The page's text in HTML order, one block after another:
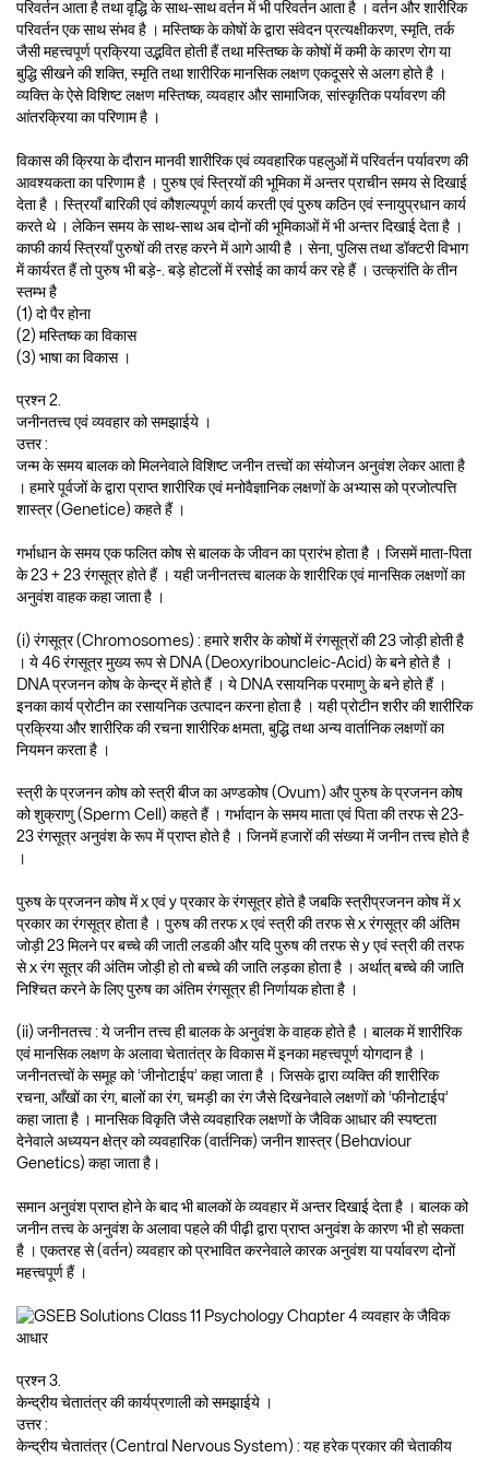
परिवर्तन आता है तथा वृद्धि के साथ-साथ वर्तन में भी परिवर्तन आता है । वर्तन और शारीरिक
परिवर्तन एक साथ संभव है । मस्तिष्क के कोषों के द्वारा संवेदन प्रत्यक्षीकरण, स्मृति, तर्क
जैसी महत्त्वपूर्ण प्रक्रिया उद्भवित होती हैं तथा मस्तिष्क के कोषों में कमी के कारण रोग या
बुद्धि सीखने की शक्ति, स्मृति तथा शारीरिक मानसिक लक्षण एकदूसरे से अलग होते है ।
व्यक्ति के ऐसे विशिष्ट लक्षण मस्तिष्क, व्यवहार और सामाजिक, सांस्कृतिक पर्यावरण की
आंतरक्रिया का परिणाम है ।
विकास की क्रिया के दौरान मानवी शारीरिक एवं व्यवहारिक पहलुओं में परिवर्तन पर्यावरण की
आवश्यकता का परिणाम है । पुरुष एवं स्त्रियों की भूमिका में अन्तर प्राचीन समय से दिखाई
देता है । स्त्रियाँ बारिकी एवं कौशल्यपूर्ण कार्य करती एवं पुरुष कठिन एवं स्नायुप्रधान कार्य
करते थे । लेकिन समय के साथ-साथ अब दोनों की भूमिकाओं में भी अन्तर दिखाई देता है ।
काफी कार्य स्त्रियाँ पुरुषों की तरह करने में आगे आयी है । सेना, पुलिस तथा डॉक्टरी विभाग
में कार्यरत हैं तो पुरुष भी बड़े-. बड़े होटलों में रसोई का कार्य कर रहे हैं । उत्क्रांति के तीन
स्तम्भ है
(1) दो पैर होना
(2) मस्तिष्क का विकास
(3) भाषा का विकास ।
प्रश्न 2.
जनीनतत्त्व एवं व्यवहार को समझाईये ।
उत्तर :
जन्म के समय बालक को मिलनेवाले विशिष्ट जनीन तत्त्वों का संयोजन अनुवंश लेकर आता है
। हमारे पूर्वजों के द्वारा प्राप्त शारीरिक एवं मनोवैज्ञानिक लक्षणों के अभ्यास को प्रजोत्पत्ति
शास्त्र (Genetice) कहते हैं ।
गर्भाधान के समय एक फलित कोष से बालक के जीवन का प्रारंभ होता है । जिसमें माता-पिता
के 23 + 23 रंगसूत्र होते हैं । यही जनीनतत्त्व बालक के शारीरिक एवं मानसिक लक्षणों का
अनुवंश वाहक कहा जाता है ।
(i) रंगसूत्र (Chromosomes) : हमारे शरीर के कोषों में रंगसूत्रों की 23 जोड़ी होती है
। ये 46 रंगसूत्र मुख्य रूप से DNA (Deoxyribouncleic-Acid) के बने होते है ।
DNA प्रजनन कोष के केन्द्र में होते हैं । ये DNA रसायनिक परमाणु के बने होते हैं ।
इनका कार्य प्रोटीन का रसायनिक उत्पादन करना होता है । यही प्रोटीन शरीर की शारीरिक
प्रक्रिया और शारीरिक की रचना शारीरिक क्षमता, बुद्धि तथा अन्य वार्तानिक लक्षणों का
नियमन करता है ।
स्त्री के प्रजनन कोष को स्त्री बीज का अण्डकोष (Ovum) और पुरुष के प्रजनन कोष
को शुक्राणु (Sperm Cell) कहते हैं । गर्भादान के समय माता एवं पिता की तरफ से 23-
23 रंगसूत्र अनुवंश के रूप में प्राप्त होते है । जिनमें हजारों की संख्या में जनीन तत्त्व होते है
।
पुरुष के प्रजनन कोष में x एवं y प्रकार के रंगसूत्र होते है जबकि स्त्रीप्रजनन कोष में x
प्रकार का रंगसूत्र होता है । पुरुष की तरफ x एवं स्त्री की तरफ से x रंगसूत्र की अंतिम
जोड़ी 23 मिलने पर बच्चे की जाती लडकी और यदि पुरुष की तरफ से y एवं स्त्री की तरफ
से x रंग सूत्र की अंतिम जोड़ी हो तो बच्चे की जाति लड़का होता है । अर्थात् बच्चे की जाति
निश्चित करने के लिए पुरुष का अंतिम रंगसूत्र ही निर्णायक होता है ।
(ii) जनीनतत्त्व : ये जनीन तत्त्व ही बालक के अनुवंश के वाहक होते है । बालक में शारीरिक
एवं मानसिक लक्षण के अलावा चेतातंत्र के विकास में इनका महत्त्वपूर्ण योगदान है ।
जनीनतत्त्वों के समूह को ‘जीनोटाईप’ कहा जाता है । जिसके द्वारा व्यक्ति की शारीरिक
रचना, आँखों का रंग, बालों का रंग, चमड़ी का रंग जैसे दिखनेवाले लक्षणों को ‘फीनोटाईप’
कहा जाता है । मानसिक विकृति जैसे व्यवहारिक लक्षणों के जैविक आधार की स्पष्टता
देनेवाले अध्ययन क्षेत्र को व्यवहारिक (वार्तनिक) जनीन शास्त्र (Behaviour
Genetics) कहा जाता है।
समान अनुवंश प्राप्त होने के बाद भी बालकों के व्यवहार में अन्तर दिखाई देता है । बालक को
जनीन तत्त्व के अनुवंश के अलावा पहले की पीढ़ी द्वारा प्राप्त अनुवंश के कारण भी हो सकता
है । एकतरह से (वर्तन) व्यवहार को प्रभावित करनेवाले कारक अनुवंश या पर्यावरण दोनों
महत्त्वपूर्ण हैं ।
प्रश्न 3.
केन्द्रीय चेतातंत्र की कार्यप्रणाली को समझाईये ।
उत्तर :
केन्द्रीय चेतातंत्र (Central Nervous System) : यह हरेक प्रकार की चेताकीय